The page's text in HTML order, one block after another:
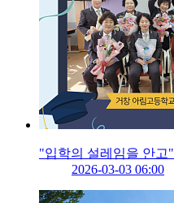
"입학의 설레임을 안고
2026-03-03 06:00